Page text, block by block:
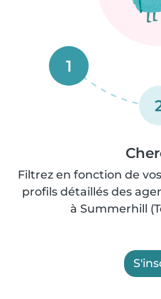
1
Filtrez en fonction de
profils détaillés des
à Summerhill